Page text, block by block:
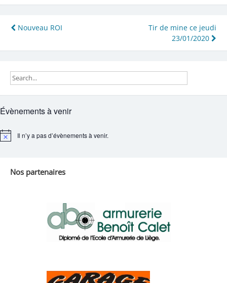
Navigation
de
Nouveau ROI
Tir de mine ce jeudi
23/01/2020
Évènements à venir
Notice Il n’y a pas d’évènements à venir.
Nos partenaires